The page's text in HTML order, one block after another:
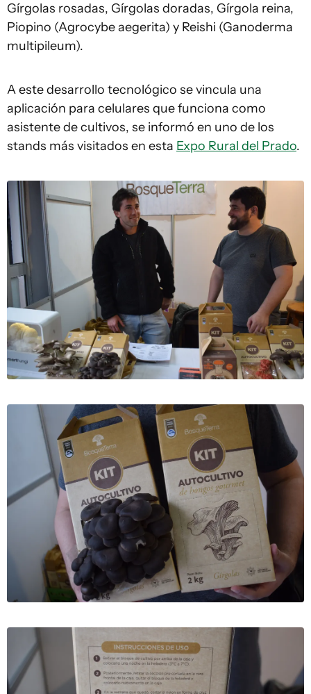
Gírgolas rosadas, Gírgolas doradas, Gírgola reina,
Piopino (Agrocybe aegerita) y Reishi (Ganoderma
multipileum).
A este desarrollo tecnológico se vincula una
aplicación para celulares que funciona como
asistente de cultivos, se informó en uno de los
stands más visitados en esta Expo Rural del Prado.